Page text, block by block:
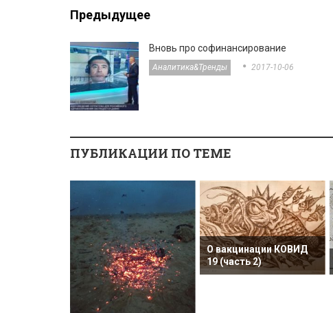
Предыдущее
Вновь про софинансирование
Аналитика&тренды 2017-10-06
ПУБЛИКАЦИИ ПО ТЕМЕ
О вакцинации КОВИД
19 (часть 2)